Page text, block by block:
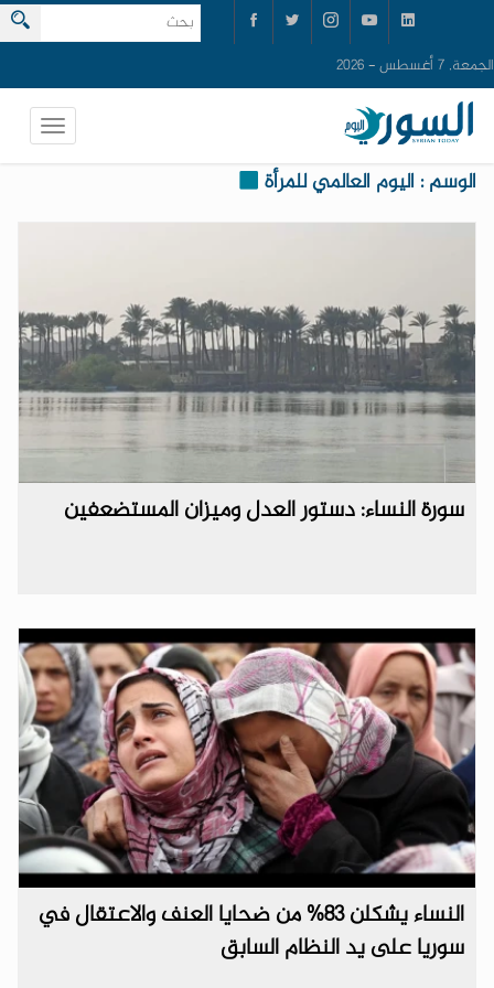
الجمعة, 7 أغسطس - 2026
الوسم : اليوم العالمي للمرأة
سورة النساء: دستور العدل وميزان المستضعفين
النساء يشكلن 83% من ضحايا العنف والاعتقال في
سوريا على يد النظام السابق